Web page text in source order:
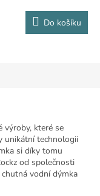
Do košíku
výroby, které se
unikátní technologii
si díky tomu
od společnosti
vodní dýmka